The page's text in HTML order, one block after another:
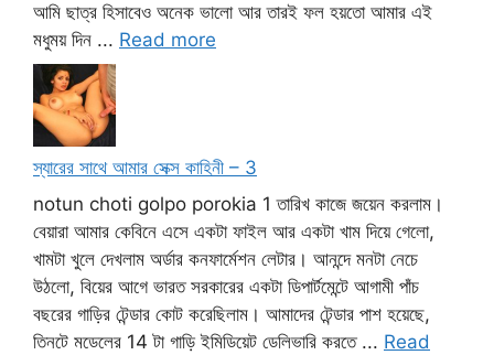
আমি ছাত্র হিসাবেও অনেক ভালো আর তারই ফল হয়তো আমার এই
মধুময় দিন ... Read more
স্যারের সাথে আমার সেক্স কাহিনী – 3
notun choti golpo porokia 1 তারিখ কাজে জয়েন করলাম।
বেয়ারা আমার কেবিনে এসে একটা ফাইল আর একটা খাম দিয়ে গেলো,
খামটা খুলে দেখলাম অর্ডার কনফার্মেশন লেটার। আনন্দে মনটা নেচে
উঠলো, বিয়ের আগে ভারত সরকারের একটা ডিপার্টমেন্টে আগামী পাঁচ
বছরের গাড়ির টেন্ডার কোট করেছিলাম। আমাদের টেন্ডার পাশ হয়েছে,
তিনটে মডেলের 14 টা গাড়ি ইমিডিয়েট ডেলিভারি করতে ... Read